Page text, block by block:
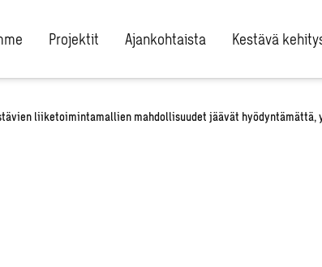
Projektit Ajankohtaista Kestävä
liiketoimintamallien mahdollisuudet jäävät